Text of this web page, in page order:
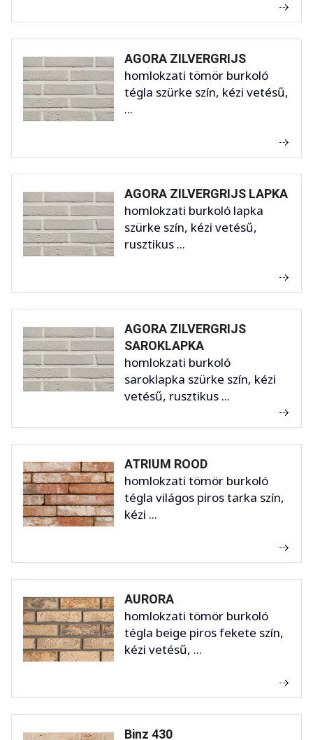
AGORA ZILVERGRIJS
homlokzati tömör burkoló
tégla szürke szín, kézi vetésű,
...
AGORA ZILVERGRIJS LAPKA
homlokzati burkoló lapka
szürke szín, kézi vetésű,
rusztikus ...
AGORA ZILVERGRIJS
SAROKLAPKA
homlokzati burkoló
saroklapka szürke szín, kézi
vetésű, rusztikus ...
ATRIUM ROOD
homlokzati tömör burkoló
tégla világos piros tarka szín,
kézi ...
AURORA
homlokzati tömör burkoló
tégla beige piros fekete szín,
kézi vetésű, ...
Binz 430